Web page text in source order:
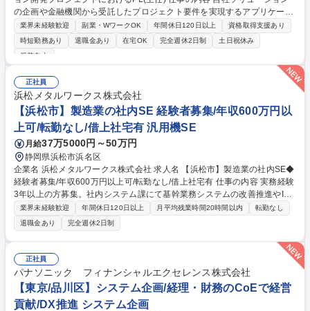
の企画や金融機関から受託したプロジェクト要件を実現するアプリケーシ
ョンの開発部隊の一員となります。 ※言語：Java、C#、JavaScript/Type
Script、React 自社ソリューションの企画・提案を行う部隊、自社ソリュ
ーションや金融機関から受託したプロジェクトのアプリケーション開発を
行う部隊、開発後のアプリケーションを維持保守する部隊を内包していま
す。 担う職務は複数あり、応募いただいた方の能力や適性、要望を踏まえ
て決定します。 募集職種 【162】金融機関向けのアプリケーション開発プ
ロジェクトにおけるPL(主任)
業界未経験歓迎 副業・WワークOK 年間休日120日以上
資格取得支援あり
時短勤務あり
退職金あり 在宅OK 完全週休2日制
土日祝休み
服装自由
正社員
浜松メタルワークス株式会社
【浜松市】製造業の社内SE 経験者募集/年収600万円以
上可/転勤なし/借上社宅有 汎用機SE
月給37万5000円～50万円
静岡県浜松市浜名区
企業名 浜松メタルワークス株式会社 求人名 【浜松市】製造業の社内SE◆
経験者募集/年収600万円以上可/転勤なし/借上社宅有 仕事の内容 実務経験
3年以上の方募集。社内システム課にて基幹業務システムの改善推進やIT
インフラ全般の管理を担当。入社後は親会社のテイボー社にて6～9ヶ月間
のシステム研修を受講できるため安心の環境です！ 【社内システムの企
画・運用・改善】■基幹業務システム（販売管理／購買管理／在庫管理／
生産管理）の運用管理／■業務フローの可視化および改善提案／■要件定
義・仕様調整・受入テスト実施 【ITインフラの管理】■社内ネットワーク
の運用管理／■サーバー管理／■PC、周辺機器のキッティング・調達・資
産管理／■アカウント管理およびアクセス権限管理 募集職種 【浜松市】製
造業の社内SE◆経験者募集/年収600万円以上可/転勤なし/借上社宅有
業界未経験歓迎 年間休日120日以上 月平均残業時間20時間以内
転勤なし
退職金あり
完全週休2日制
正社員
パナソニック フィナンシャルエクセレンス株式会社
【東京/品川区】システム企画/経理・財務のCoEで経営
貢献/DX推進 システム企画